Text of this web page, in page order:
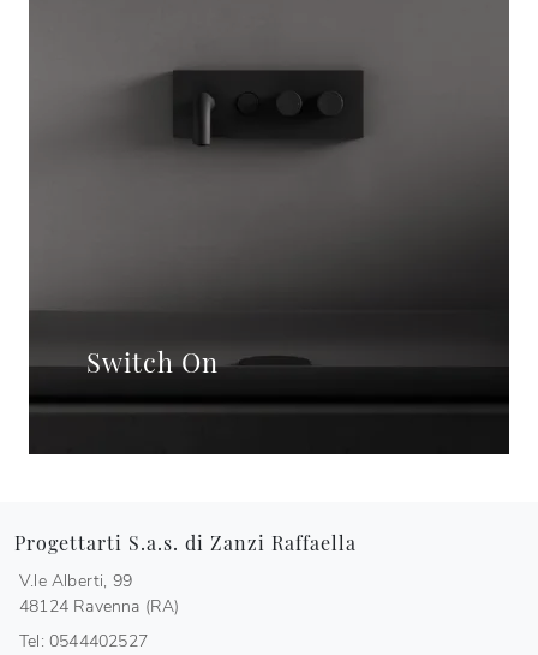
Switch On
Progettarti S.a.s. di Zanzi Raffaella
V.le Alberti, 99
48124 Ravenna (RA)
Tel: 0544402527